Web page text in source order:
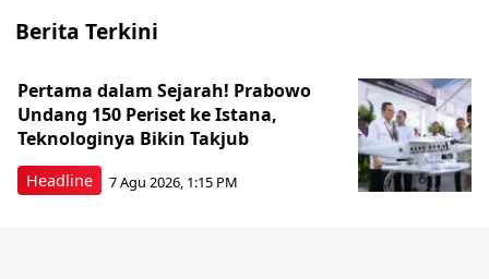
Berita Terkini
Headline
Pertama dalam Sejarah! Prabowo
Undang 150 Periset ke Istana,
Teknologinya Bikin Takjub
7 Agu 2026, 1:15 PM